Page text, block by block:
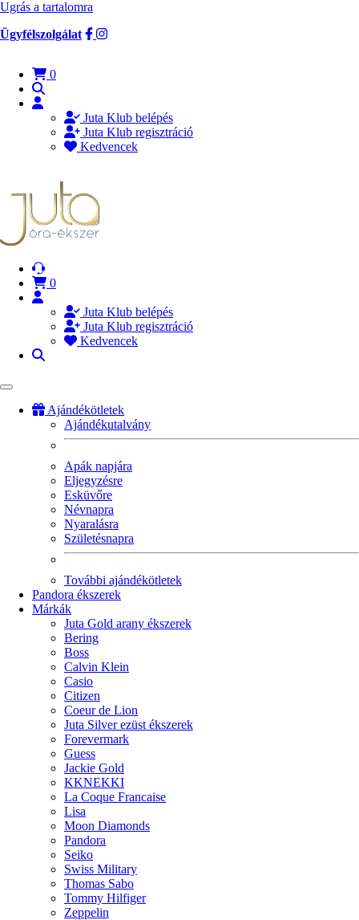
Ugrás a tartalomra
Ügyfélszolgálat
0
Juta Klub belépés
Juta Klub regisztráció
Kedvencek
0
Juta Klub belépés
Juta Klub regisztráció
Kedvencek
Ajándékötletek
Ajándékutalvány
Apák napjára
Eljegyzésre
Esküvőre
Névnapra
Nyaralásra
Születésnapra
További ajándékötletek
Pandora ékszerek
Márkák
Juta Gold arany ékszerek
Bering
Boss
Calvin Klein
Casio
Citizen
Coeur de Lion
Juta Silver ezüst ékszerek
Forevermark
Guess
Jackie Gold
KKNEKKI
La Coque Francaise
Lisa
Moon Diamonds
Pandora
Seiko
Swiss Military
Thomas Sabo
Tommy Hilfiger
Zeppelin